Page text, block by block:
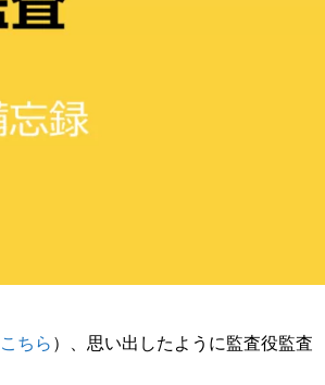
こちら ）、思い出したように監査役監査